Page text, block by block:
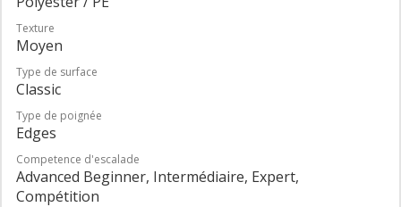
Texture
Moyen
Type de surface
Classic
Type de poignée
Edges
Competence d'escalade
Advanced Beginner, Intermédiaire, Expert,
Compétition